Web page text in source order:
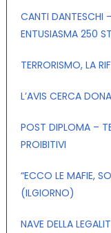
CANTI DANTESCHI
ENTUSIASMA 250
TERRORISMO, LA
L’AVIS CERCA
POST DIPLOMA –
PROIBITIVI
“ECCO LE MAFIE,
(ILGIORNO)
NAVE DELLA